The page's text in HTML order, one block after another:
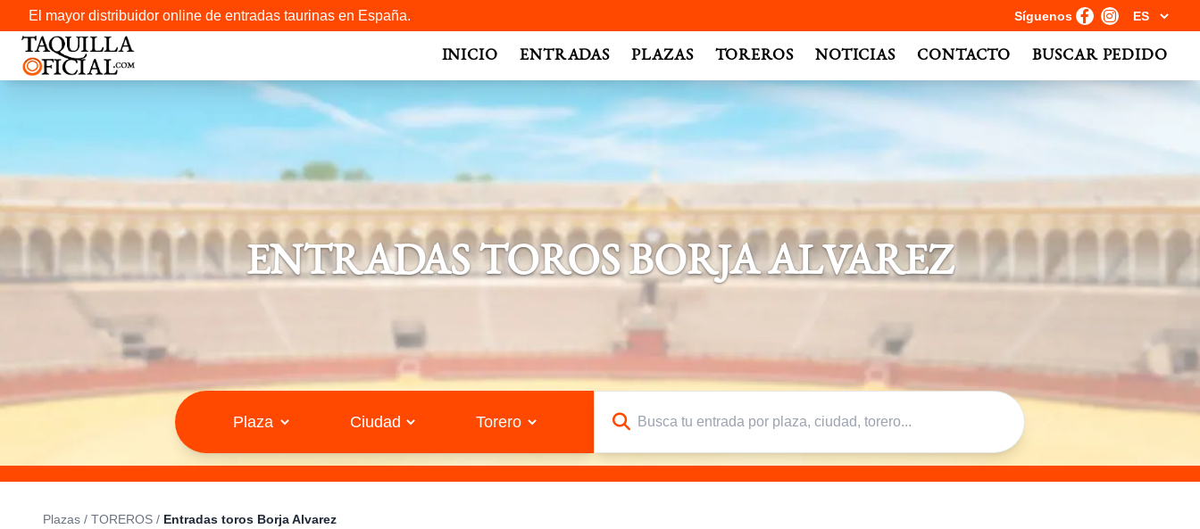
El mayor distribuidor online de entradas taurinas en España. Síguenos
INICIO ENTRADAS PLAZAS TOREROS NOTICIAS CONTACTO BUSCAR PEDIDO
ENTRADAS TOROS BORJA ALVAREZ
Plazas / TOREROS / Entradas toros Borja Alvarez